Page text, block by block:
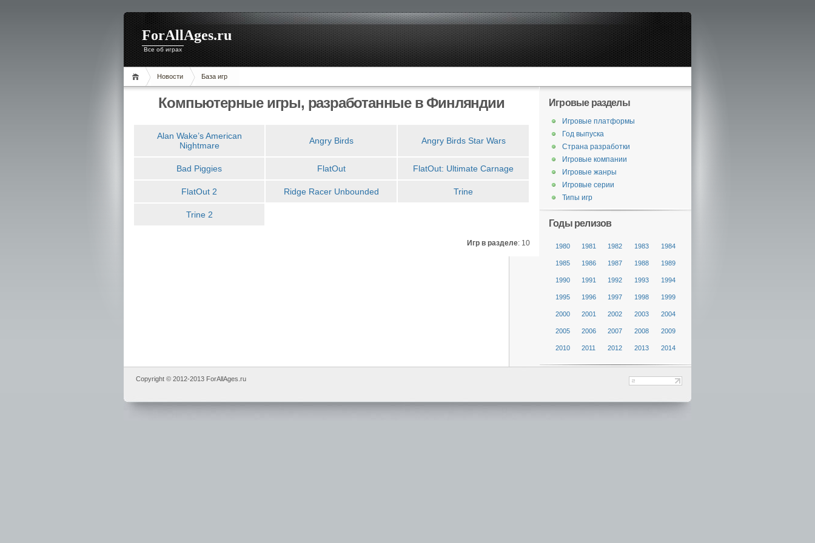
ForAllAges.ru
Все об играх
Новости База игр
Компьютерные игры, разработанные в Финляндии
Alan Wake’s American
Nightmare
Angry Birds Angry Birds Star Wars
Bad Piggies FlatOut FlatOut: Ultimate Carnage
FlatOut 2 Ridge Racer Unbounded Trine
Trine 2
Игр в разделе: 10
Игровые разделы
Игровые платформы
Год выпуска
Страна разработки
Игровые компании
Игровые жанры
Игровые серии
Типы игр
Годы релизов
1980 1981 1982 1983 1984
1985 1986 1987 1988 1989
1990 1991 1992 1993 1994
1995 1996 1997 1998 1999
2000 2001 2002 2003 2004
2005 2006 2007 2008 2009
2010 2011 2012 2013 2014
Copyright © 2012-2013 ForAllAges.ru